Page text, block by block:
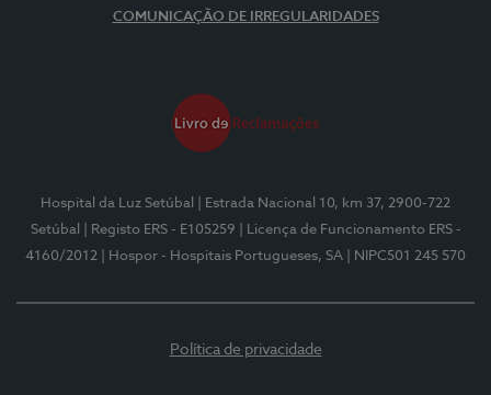
COMUNICAÇÃO DE IRREGULARIDADES
Hospital da Luz Setúbal
| Estrada Nacional 10, km 37, 2900-722
Setúbal
| Registo ERS - E105259
| Licença de Funcionamento ERS -
4160/2012
| Hospor - Hospitais Portugueses, SA | NIPC501 245 570
Política de privacidade